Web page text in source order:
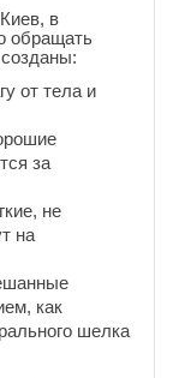
в
обращать
от тела и
за
не
на
как
шелка